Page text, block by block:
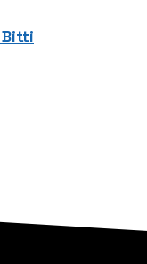
Bitti